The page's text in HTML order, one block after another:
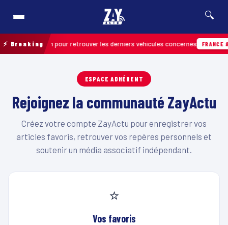
🔍
⚡ Breaking
de terrain pour retrouver les derniers véhicules concernés FRANCE &
ESPACE ADHÉRENT
Rejoignez la communauté ZayActu
Créez votre compte ZayActu pour enregistrer vos
articles favoris, retrouver vos repères personnels et
soutenir un média associatif indépendant.
⭐
Vos favoris